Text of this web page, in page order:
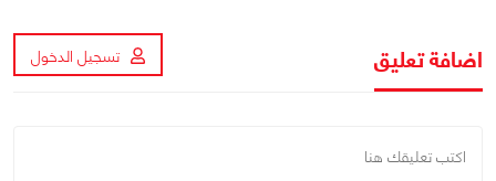
اضافة تعليق تسجيل الدخول